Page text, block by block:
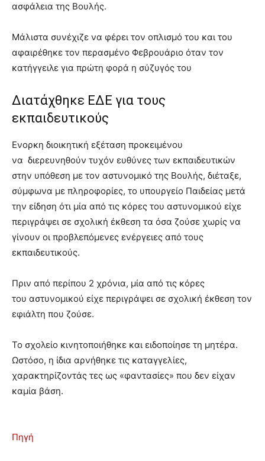
ασφάλεια της Βουλής.
Μάλιστα συνέχιζε να φέρει τον οπλισμό του και του
αφαιρέθηκε τον περασμένο Φεβρουάριο όταν τον
κατήγγειλε για πρώτη φορά η σύζυγός του
Διατάχθηκε ΕΔΕ για τους
εκπαιδευτικούς
Eνορκη διοικητική εξέταση προκειμένου
να διερευνηθούν τυχόν ευθύνες των εκπαιδευτικών
στην υπόθεση με τον αστυνομικό της Βουλής, διέταξε,
σύμφωνα με πληροφορίες, το υπουργείο Παιδείας μετά
την είδηση ότι μία από τις κόρες του αστυνομικού είχε
περιγράψει σε σχολική έκθεση τα όσα ζούσε χωρίς να
γίνουν οι προβλεπόμενες ενέργειες από τους
εκπαιδευτικούς.
Πριν από περίπου 2 χρόνια, μία από τις κόρες
του αστυνομικού είχε περιγράψει σε σχολική έκθεση τον
εφιάλτη που ζούσε.
Το σχολείο κινητοποιήθηκε και ειδοποίησε τη μητέρα.
Ωστόσο, η ίδια αρνήθηκε τις καταγγελίες,
χαρακτηρίζοντάς τες ως «φαντασίες» που δεν είχαν
καμία βάση.
Πηγή